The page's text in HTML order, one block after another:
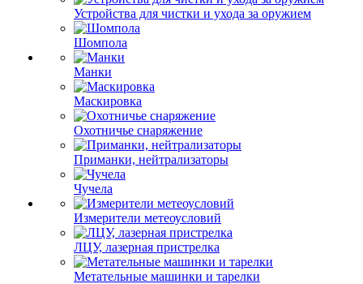
Устройства для чистки и ухода за оружием
Шомпола
Манки
Маскировка
Охотничье снаряжение
Приманки, нейтрализаторы
Чучела
Измерители метеоусловий
ЛЦУ, лазерная пристрелка
Метательные машинки и тарелки